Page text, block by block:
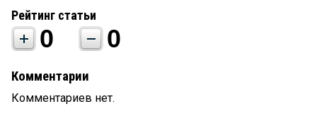
Рейтинг статьи
0 0
Комментарии
Комментариев нет.